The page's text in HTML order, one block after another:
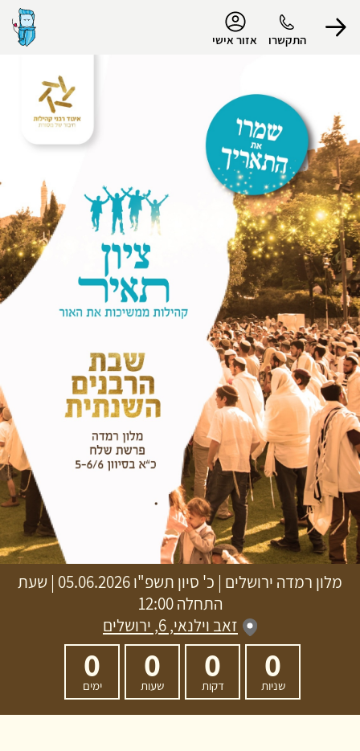
התקשרו אזור אישי
מלון רמדה ירושלים | כ' סיון תשפ"ו
05.06.2026 | שעת
התחלה 12:00
זאב וילנאי, 6, ירושלים
0
שניות
0
דקות
0
שעות
0
ימים